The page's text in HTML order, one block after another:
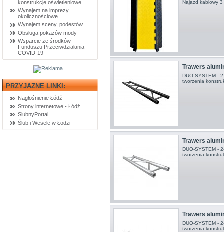
konstrukcje oświetleniowe
Wynajem na imprezy
okolicznościowe
Wynajem sceny, podestów
Obsługa pokazów mody
Wsparcie ze środków
Funduszu Przeciwdziałania
COVID-19
PRZYJAZNE LINKI:
Nagłośnienie Łódź
Strony internetowe - Łódź
SlubnyPortal
Ślub i Wesele w Łodzi
Najazd kablowy
Trawers
DUO-SYSTEM -
tworzenia
Trawers
DUO-SYSTEM -
tworzenia
Trawers
DUO-SYSTEM -
tworzenia